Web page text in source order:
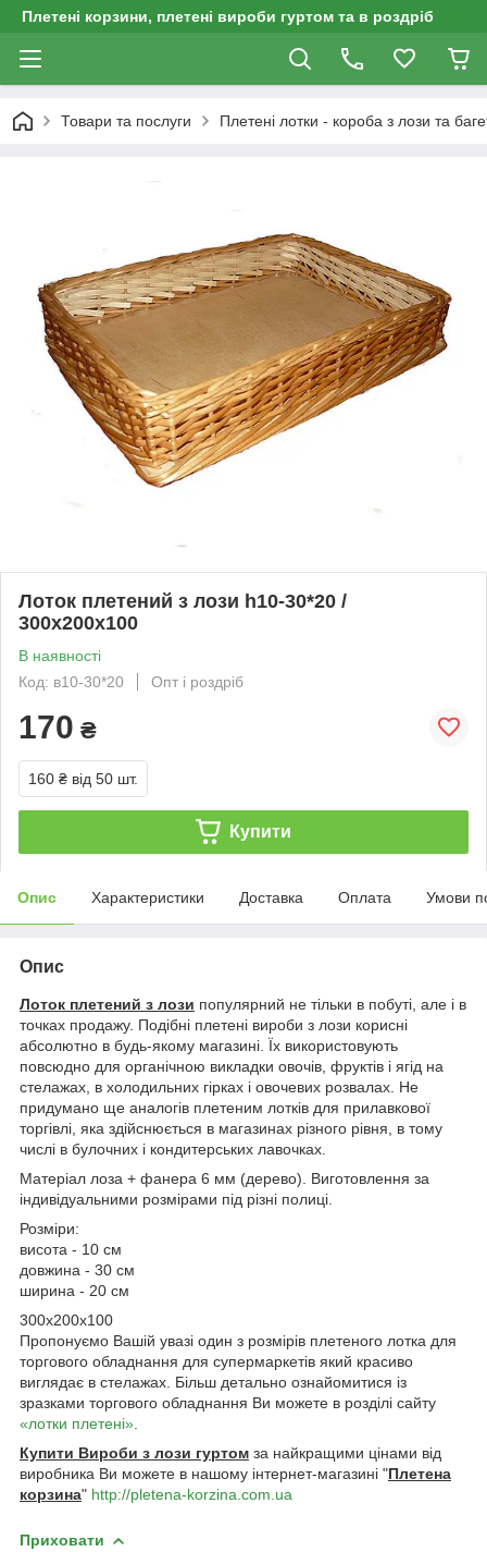
Плетені корзини, плетені вироби гуртом та в роздріб
Товари та послуги Плетені лотки - короба з лози та
Лоток плетений з лози h10-30*20 /
300х200х100
В наявності
Код: в10-30*20
Опт і роздріб
170 ₴
160 ₴ від 50 шт.
Купити
Опис Характеристики Доставка Оплата Умови
Опис
Лоток плетений з лози популярний не тільки в побуті, але і в
точках продажу. Подібні плетені вироби з лози корисні
абсолютно в будь-якому магазині. Їх використовують
повсюдно для органічною викладки овочів, фруктів і ягід на
стелажах, в холодильних гірках і овочевих розвалах. Не
придумано ще аналогів плетеним лотків для прилавкової
торгівлі, яка здійснюється в магазинах різного рівня, в тому
числі в булочних і кондитерських лавочках.
Матеріал лоза + фанера 6 мм (дерево). Виготовлення за
індивідуальними розмірами під різні полиці.
Розміри:
висота - 10 см
довжина - 30 см
ширина - 20 см
300х200х100
Пропонуємо Вашій увазі один з розмірів плетеного лотка для
торгового обладнання для супермаркетів який красиво
виглядає в стелажах. Більш детально ознайомитися із
зразками торгового обладнання Ви можете в розділі сайту
«лотки плетені»
Купити Вироби з лози гуртом за найкращими цінами від
виробника Ви можете в нашому інтернет-магазині "Плетена
корзина" http://pletena-korzina.com.ua
Приховати